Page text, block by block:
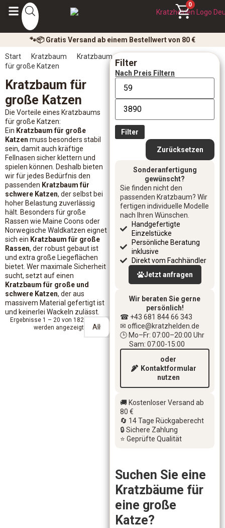
0
🐾📦 Gratis Versand ab einem Bestellwert von 80 €
Filter
Nach Preis Filtern
Filter
Zurücksetzen
Sonderanfertigung
gewünscht?
Sie finden nicht den
passenden Kratzbaum? Wir
fertigen individuelle Modelle
nach Ihren Wünschen.
Handgefertigte
Einzelstücke
Persönliche Beratung
inklusive
Direkt vom Fachhändler
Jetzt anfragen
Wir beraten Sie gerne
persönlich!
☎ +43 681 844 66 343
✉ office@kratzhelden.de
🕒 Mo–Fr: 07:00–20:00 Uhr
Sam: 07:00-15:00
oder
Kontaktformular
nutzen
🚚 Kostenloser Versand ab
80 €
🔄 14 Tage Rückgaberecht
🔒 Sichere Zahlung
⭐ Geprüfte Qualität
Suchen Sie eine
Kratzbäume für
eine große
Katze?
Start Kratzbaum
Kratzbaum
für große Katzen
Kratzbaum für
große Katzen
Die Vorteile eines Kratzbaums
für große Katzen:
Ein Kratzbaum für große
Katzen muss besonders stabil
sein, damit auch kräftige
Fellnasen sicher klettern und
spielen können. Deshalb bieten
wir für jedes Bedürfnis den
passenden Kratzbaum für
schwere Katzen, der selbst bei
hoher Belastung zuverlässig
hält. Besonders für große
Rassen wie Maine Coons oder
Norwegische Waldkatzen eignet
sich ein Kratzbaum für große
Rassen, der robust gebaut ist
und extra große Liegeflächen
bietet. Wer maximale Sicherheit
sucht, setzt auf einen
Kratzbaum für große und
schwere Katzen, der aus
massivem Material gefertigt ist
und keinerlei Wackeln zulässt.
Ergebnisse 1 – 20 von 182
werden angezeigt